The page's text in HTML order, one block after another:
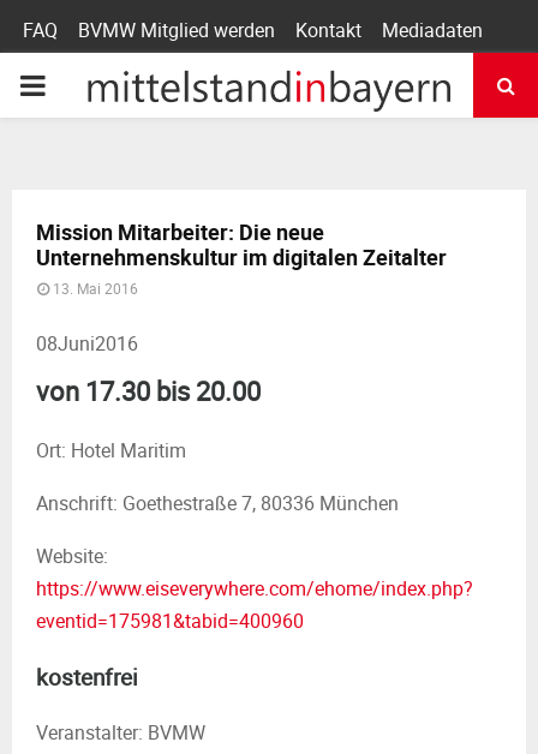
FAQ BVMW Mitglied werden Kontakt Mediadaten
P
M
A
M
N
U
Mission Mitarbeiter: Die neue
Unternehmenskultur im digitalen Zeitalter
13. Mai 2016
08Juni2016
von 17.30 bis 20.00
Ort: Hotel Maritim
Anschrift: Goethestraße 7, 80336 München
Website:
https://www.eiseverywhere.com/ehome/index.php?
eventid=175981&tabid=400960
kostenfrei
Veranstalter: BVMW